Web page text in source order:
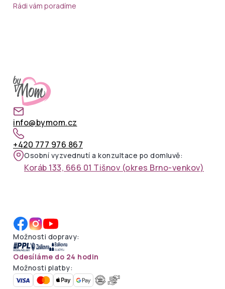
Rádi vám poradíme
info@bymom.cz
+420 777 976 867
Osobní vyzvednutí a konzultace po domluvě:
Koráb 133, 666 01 Tišnov (okres Brno-venkov)
Možnosti dopravy:
Odesíláme do 24 hodin
Možnosti platby: